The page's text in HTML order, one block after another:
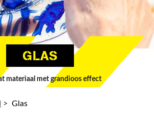
GLAS
materiaal met grandioos effect
> Glas